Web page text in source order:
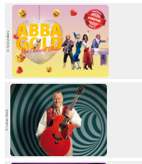
© Storytellers
© Lukas Beck